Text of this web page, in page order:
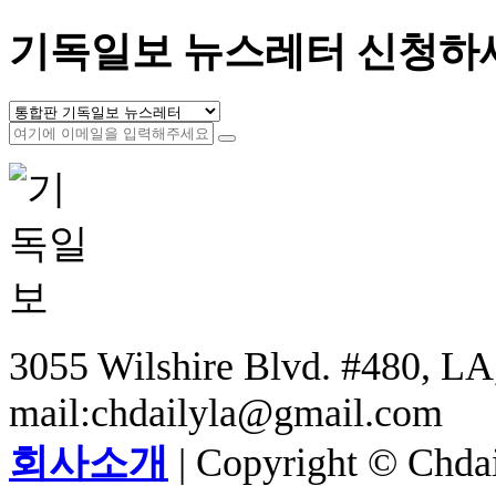
기독일보 뉴스레터 신청하
3055 Wilshire Blvd. #480,
mail:chdailyla@gmail.com
회사소개 | Copyright ©